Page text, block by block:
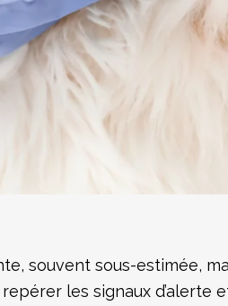
souvent sous-estimée,
les signaux